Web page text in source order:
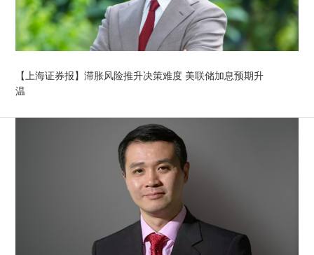
【上海证券报】滞胀风险推升决策难度 美联储加息预期升
温